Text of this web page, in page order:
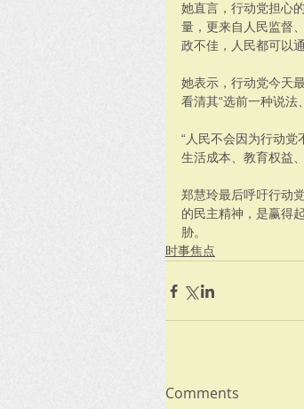
她直言，行动党担心
量，更来自人民监督
政不佳，人民都可以
她表示，行动党今天
看清其“选前一种说法
“人民不会因为行动党
生活成本、教育权益
郑慧玲最后呼吁行动
的民主精神，是赢得
胁。
时事焦点
Comments